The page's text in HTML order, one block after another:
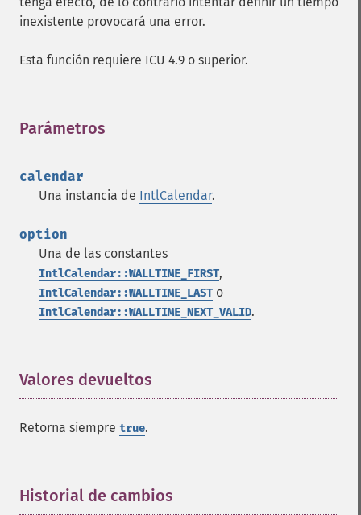
inexistente provocará una error.
Esta función requiere ICU 4.9 o superior.
Parámetros
calendar
Una instancia de IntlCalendar.
option
Una de las constantes
IntlCalendar::WALLTIME_FIRST,
IntlCalendar::WALLTIME_LAST o
IntlCalendar::WALLTIME_NEXT_VALID.
Valores devueltos
Retorna siempre true.
Historial de cambios